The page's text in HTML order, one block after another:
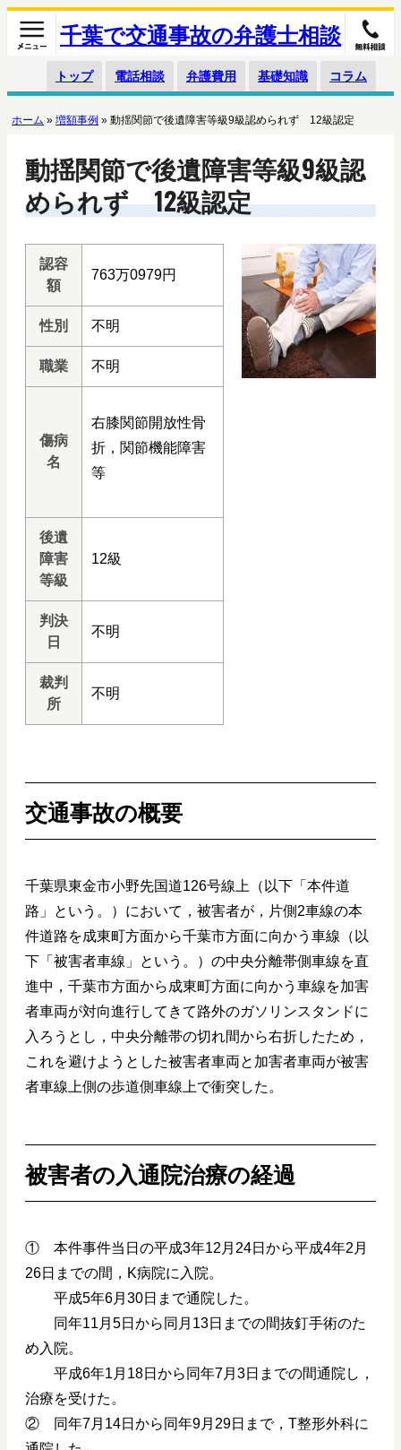
千葉で交通事故の弁護士相談
トップ 電話相談 弁護費用 基礎知識 コラム
ホーム » 増額事例 » 動揺関節で後遺障害等級9級認められず 12級認定
動揺関節で後遺障害等級9級認
められず 12級認定
認容
額
763万0979円
性別 不明
職業 不明
傷病
名
右膝関節開放性骨
折，関節機能障害
等
後遺
障害
等級
12級
判決
日
不明
裁判
所
不明
交通事故の概要
千葉県東金市小野先国道126号線上（以下「本件道
路」という。）において，被害者が，片側2車線の本
件道路を成東町方面から千葉市方面に向かう車線（以
下「被害者車線」という。）の中央分離帯側車線を直
進中，千葉市方面から成東町方面に向かう車線を加害
者車両が対向進行してきて路外のガソリンスタンドに
入ろうとし，中央分離帯の切れ間から右折したため，
これを避けようとした被害者車両と加害者車両が被害
者車線上側の歩道側車線上で衝突した。
被害者の入通院治療の経過
① 本件事件当日の平成3年12月24日から平成4年2月
26日までの間，K病院に入院。
平成5年6月30日まで通院した。
同年11月5日から同月13日までの間抜釘手術のた
め入院。
平成6年1月18日から同年7月3日までの間通院し，
治療を受けた。
② 同年7月14日から同年9月29日まで，T整形外科に